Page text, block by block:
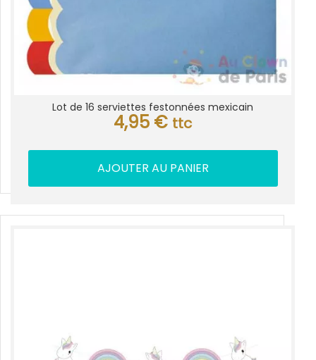
Lot de 16 serviettes festonnées mexicain
4,95 € ttc
AJOUTER AU PANIER